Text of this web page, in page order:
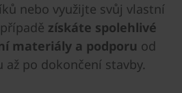
nebo využijte svůj vlastní
získáte spolehlivé
materiály a podporu od
až po dokončení stavby.